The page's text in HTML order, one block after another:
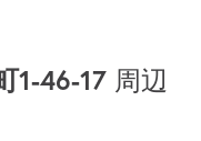
1-46-17 周辺